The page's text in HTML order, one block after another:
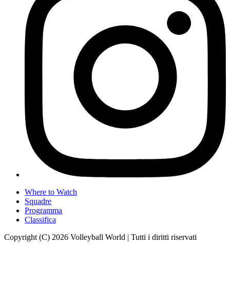
Where to Watch
Squadre
Programma
Classifica
Copyright (C) 2026 Volleyball World | Tutti i diritti riservati